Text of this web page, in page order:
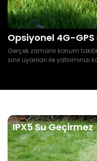
Opsiyonel 4G-GPS
Gerçek zamanlı konum
sınır uyarıları ile yatırımınızı
IPX5 Su Geçirmez